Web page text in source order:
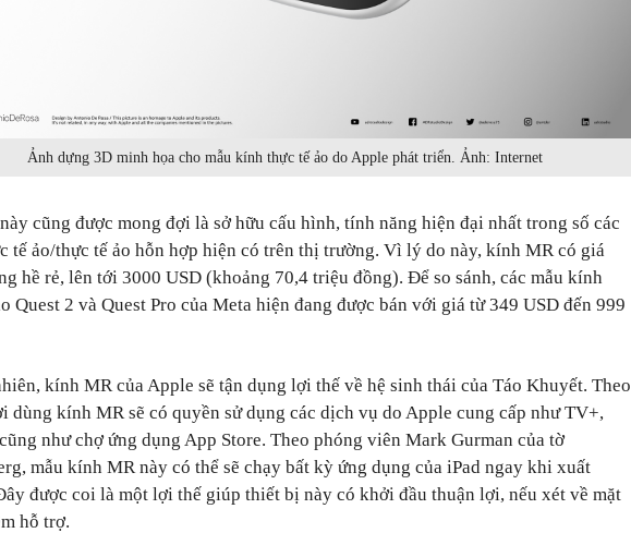
Ảnh dựng 3D minh họa cho mẫu kính thực tế ảo do Apple phát triển. Ảnh: Internet
cũng được mong đợi là sở hữu cấu hình, tính năng hiện đại nhất trong số các
tế ảo/thực tế ảo hỗn hợp hiện có trên thị trường. Vì lý do này, kính MR có giá
hề rẻ, lên tới 3000 USD (khoảng 70,4 triệu đồng). Để so sánh, các mẫu kính
Quest 2 và Quest Pro của Meta hiện đang được bán với giá từ 349 USD đến 999
kính MR của Apple sẽ tận dụng lợi thế về hệ sinh thái của Táo Khuyết. Theo
dùng kính MR sẽ có quyền sử dụng các dịch vụ do Apple cung cấp như TV+,
như chợ ứng dụng App Store. Theo phóng viên Mark Gurman của tờ
mẫu kính MR này có thể sẽ chạy bất kỳ ứng dụng của iPad ngay khi xuất
được coi là một lợi thế giúp thiết bị này có khởi đầu thuận lợi, nếu xét về mặt
hỗ trợ.